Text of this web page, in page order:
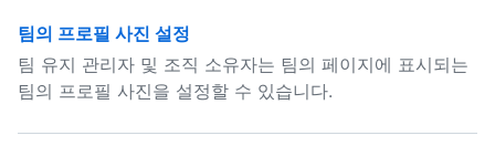
팀의 프로필 사진 설정
팀 유지 관리자 및 조직 소유자는 팀의 페이지에 표시되는
팀의 프로필 사진을 설정할 수 있습니다.